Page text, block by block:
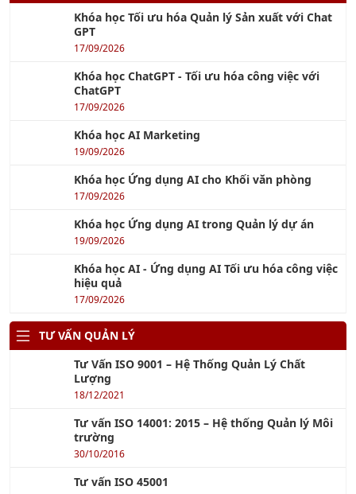
Khóa học Tối ưu hóa Quản lý Sản xuất với Chat
GPT
17/09/2026
Khóa học ChatGPT - Tối ưu hóa công việc với
ChatGPT
17/09/2026
Khóa học AI Marketing
19/09/2026
Khóa học Ứng dụng AI cho Khối văn phòng
17/09/2026
Khóa học Ứng dụng AI trong Quản lý dự án
19/09/2026
Khóa học AI - Ứng dụng AI Tối ưu hóa công việc
hiệu quả
TƯ VẤN QUẢN LÝ
Tư Vấn ISO 9001 – Hệ Thống Quản Lý Chất
Lượng
Tư vấn ISO 14001: 2015 – Hệ thống Quản lý Môi
trường